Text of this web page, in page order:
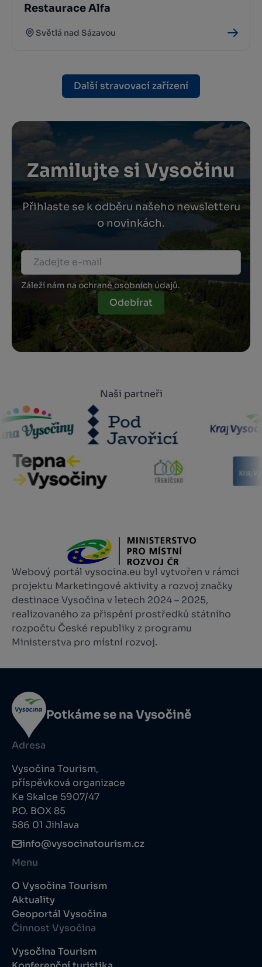
Restaurace Alfa
Světlá nad Sázavou
Další stravovací zařízení
Zamilujte si Vysočinu
Přihlaste se k odběru našeho newsletteru
o novinkách.
Záleží nám na ochraně osobních údajů.
Odebírat
Naši partneři
Webový portál vysocina.eu byl vytvořen v rámci
projektu Marketingové aktivity a rozvoj značky
destinace Vysočina v letech 2024 – 2025,
realizovaného za přispění prostředků státního
rozpočtu České republiky z programu
Ministerstva pro místní rozvoj.
Potkáme se na Vysočině
Adresa
Vysočina Tourism,
příspěvková organizace
Ke Skalce 5907/47
P.O. BOX 85
586 01 Jihlava
info@vysocinatourism.cz
Menu
O Vysočina Tourism
Aktuality
Geoportál Vysočina
Činnost Vysočina
Vysočina Tourism